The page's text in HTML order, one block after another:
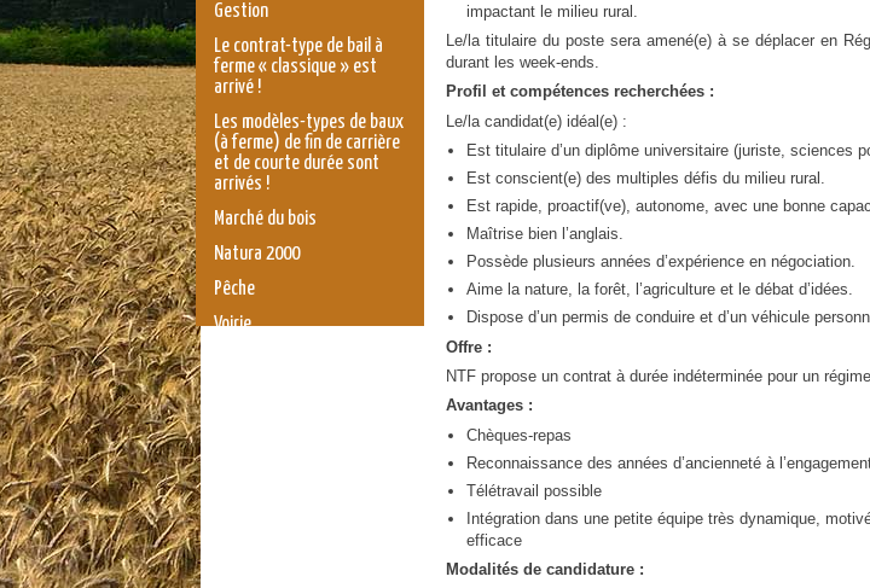
impactant le milieu rural.
Le/la titulaire du poste sera amené(e) à se déplacer en
durant les week-ends.
Profil et compétences recherchées :
Le/la candidat(e) idéal(e) :
Est titulaire d’un diplôme universitaire (juriste, sciences
Est conscient(e) des multiples défis du milieu rural.
Est rapide, proactif(ve), autonome, avec une bonne
Maîtrise bien l’anglais.
Possède plusieurs années d’expérience en négociation.
Aime la nature, la forêt, l’agriculture et le débat d’idées.
Dispose d’un permis de conduire et d’un véhicule
Offre :
NTF propose un contrat à durée indéterminée pour un
Avantages :
Chèques-repas
Reconnaissance des années d’ancienneté à
Télétravail possible
Intégration dans une petite équipe très dynamique,
efficace
Modalités de candidature :
Gestion
Le contrat-type de bail à
ferme « classique » est
arrivé !
Les modèles-types de baux
(à ferme) de fin de carrière
et de courte durée sont
arrivés !
Marché du bois
Natura 2000
Pêche
Voirie